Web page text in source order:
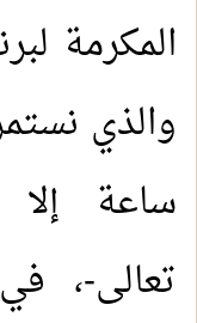
المكرمة
والذي
ساعة إلا
تعالى-،